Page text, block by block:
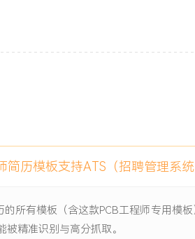
；新方案需集成触摸感应、Wi-Fi通信与蓝
心主板PCB布局，在45mm*45mm尺寸内完
板电源与信号布线，对触摸感应走线采用
，通过仿真调整匹配电路布局，将射频性能
简历模板支持ATS（招聘管理系统
的所有模板（含这款PCB工程师专用模
被精准识别与高分抓取。